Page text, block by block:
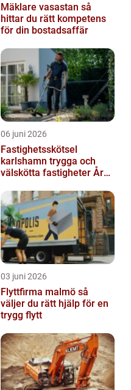
Mäklare vasastan så
hittar du rätt kompetens
för din bostadsaffär
06 juni 2026
Fastighetsskötsel
karlshamn trygga och
välskötta fastigheter Året
03 juni 2026
Flyttfirma malmö så
väljer du rätt hjälp för en
trygg flytt